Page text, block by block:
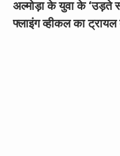
अल्मोड़ा के युवा के ‘उड़ते
फ्लाइंग व्हीकल का ट्रायल